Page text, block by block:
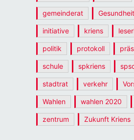
gemeinderat Gesundheit
initiative kriens
politik protokoll
schule spkriens
stadtrat verkehr
Wahlen wahlen 2020
zentrum Zukunft Kriens